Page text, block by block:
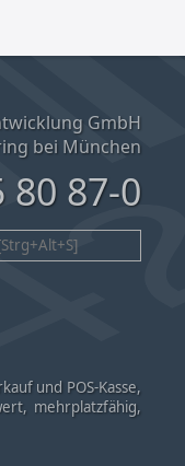
GmbH
bei München
87-0
und POS-Kasse,
mehrplatzfähig,